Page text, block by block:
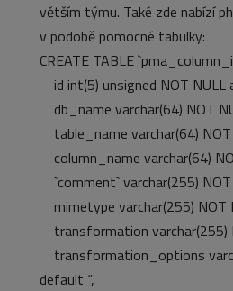
větším týmu. Také zde nabízí
v podobě pomocné tabulky:
CREATE TABLE
id int(5) unsigned NOT
db_name varchar(64) NOT
table_name varchar(64)
column_name varchar(64)
`comment` varchar(255)
mimetype varchar(255) NOT
transformation varchar(255)
transformation_options
default “,